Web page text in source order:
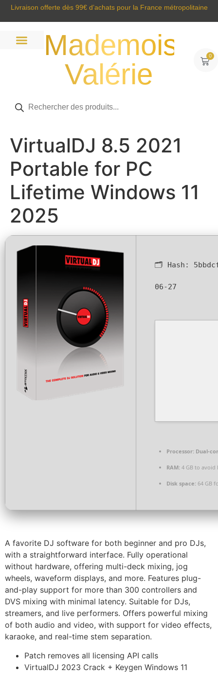
Livraison offerte dès 99€ d’achats pour la France métropolitaine
Valérie
0
VirtualDJ 8.5 2021
Portable for PC
Lifetime Windows 11
2025
🗂 Hash:
06-27
Processor: Dual-
RAM: 4 GB to avoid
Disk space: 64 GB
A favorite DJ software for both beginner and pro DJs,
with a straightforward interface. Fully operational
without hardware, offering multi-deck mixing, jog
wheels, waveform displays, and more. Features plug-
and-play support for more than 300 controllers and
DVS mixing with minimal latency. Suitable for DJs,
streamers, and live performers. Offers powerful mixing
of both audio and video, with support for video effects,
karaoke, and real-time stem separation.
Patch removes all licensing API calls
VirtualDJ 2023 Crack + Keygen Windows 11